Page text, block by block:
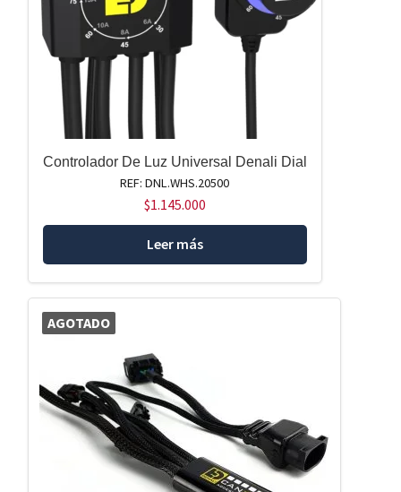
Controlador De Luz Universal Denali Dial
REF: DNL.WHS.20500
$1.145.000
Leer más
AGOTADO